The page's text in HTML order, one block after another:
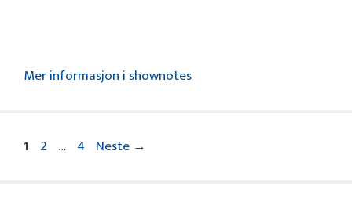
Mer informasjon i shownotes
Side
1 Side
2 … Side
4 Neste →